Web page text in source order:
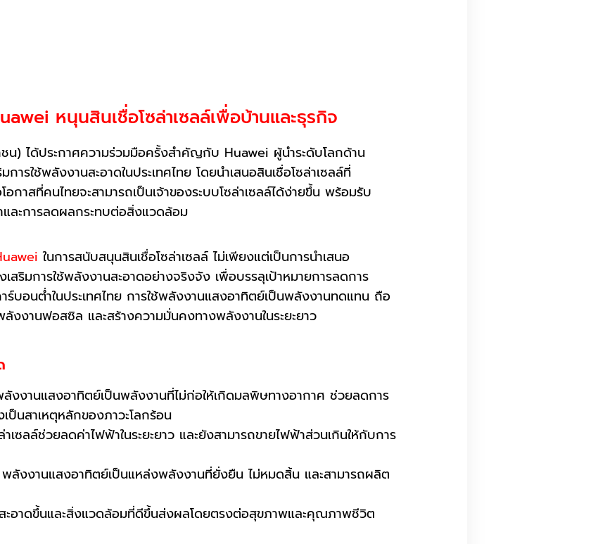
หนุนสินเชื่อโซล่าเซลล์เพื่อบ้านและธุรกิจ
) ได้ประกาศความร่วมมือครั้งสำคัญกับ Huawei ผู้นำระดับโลกด้าน
รใช้พลังงานสะอาดในประเทศไทย โดยนำเสนอสินเชื่อโซล่าเซลล์ที่
าสที่คนไทยจะสามารถเป็นเจ้าของระบบโซล่าเซลล์ได้ง่ายขึ้น พร้อมรับ
และการลดผลกระทบต่อสิ่งแวดล้อม
ในการสนับสนุนสินเชื่อโซล่าเซลล์ ไม่เพียงแต่เป็นการนำเสนอ
ริมการใช้พลังงานสะอาดอย่างจริงจัง เพื่อบรรลุเป้าหมายการลดการ
ร์บอนต่ำในประเทศไทย การใช้พลังงานแสงอาทิตย์เป็นพลังงานทดแทน ถือ
งานฟอสซิล และสร้างความมั่นคงทางพลังงานในระยะยาว
งงานแสงอาทิตย์เป็นพลังงานที่ไม่ก่อให้เกิดมลพิษทางอากาศ ช่วยลดการ
นสาเหตุหลักของภาวะโลกร้อน
เซลล์ช่วยลดค่าไฟฟ้าในระยะยาว และยังสามารถขายไฟฟ้าส่วนเกินให้กับการ
พลังงานแสงอาทิตย์เป็นแหล่งพลังงานที่ยั่งยืน ไม่หมดสิ้น และสามารถผลิต
ะอาดขึ้นและสิ่งแวดล้อมที่ดีขึ้นส่งผลโดยตรงต่อสุขภาพและคุณภาพชีวิต